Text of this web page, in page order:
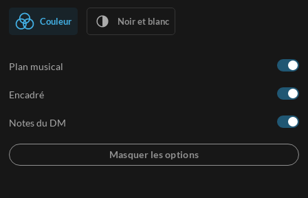
Couleur Noir et blanc
Plan musical
Encadré
Notes du DM